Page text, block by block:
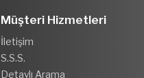
Müşteri Hizmetleri
İletişim
S.S.S.
Detaylı Arama